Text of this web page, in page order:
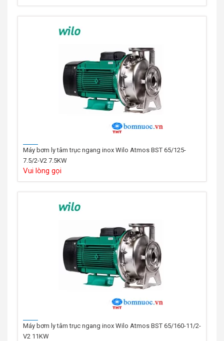
Máy bơm ly tâm trục ngang inox Wilo Atmos BST 65/125-
7.5/2-V2 7.5KW
Vui lòng gọi
Máy bơm ly tâm trục ngang inox Wilo Atmos BST 65/160-11/2-
V2 11KW